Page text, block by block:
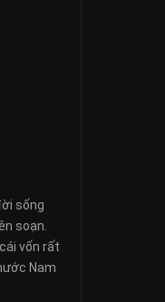
sống
soạn.
vốn rất
Nam